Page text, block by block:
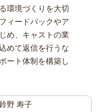
環境づくりを大切
ィードバックやア
め、キャストの業
めて返信を行うな
ート体制を構築し
野 寿子